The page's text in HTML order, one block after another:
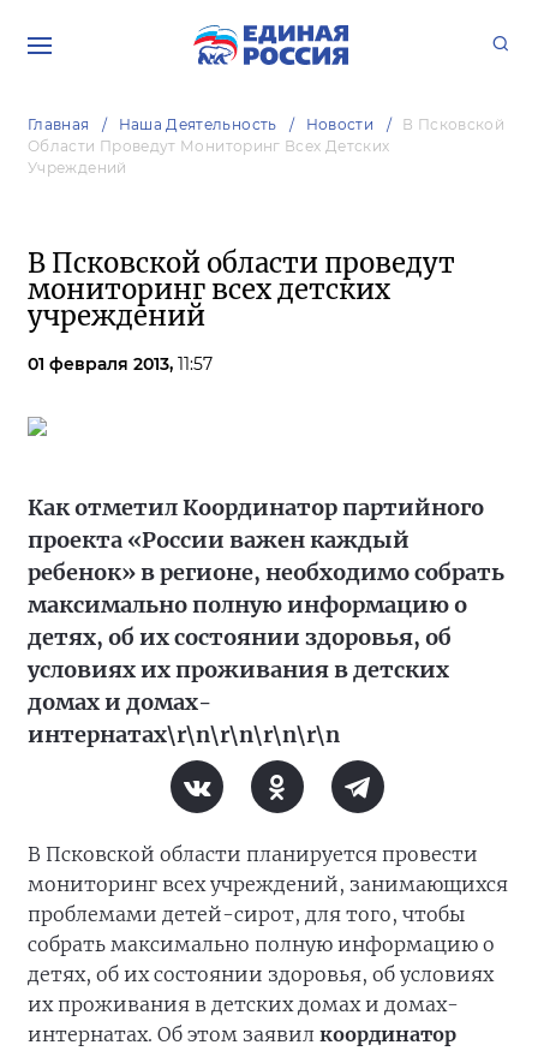
Главная Наша Деятельность Новости
В Псковской
Области Проведут Мониторинг Всех Детских
Учреждений
В Псковской области проведут
мониторинг всех детских
учреждений
01 февраля 2013, 11:57
Как отметил Координатор партийного
проекта «России важен каждый
ребенок» в регионе, необходимо собрать
максимально полную информацию о
детях, об их состоянии здоровья, об
условиях их проживания в детских
домах и домах-
интернатах\r\n\r\n\r\n\r\n
В Псковской области планируется провести
мониторинг всех учреждений, занимающихся
проблемами детей-сирот, для того, чтобы
собрать максимально полную информацию о
детях, об их состоянии здоровья, об условиях
их проживания в детских домах и домах-
интернатах. Об этом заявил координатор